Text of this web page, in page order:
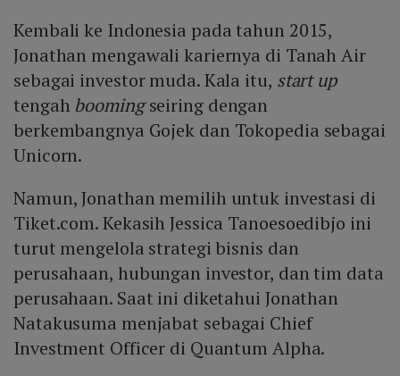
Kembali ke Indonesia pada tahun 2015,
Jonathan mengawali kariernya di Tanah Air
sebagai investor muda. Kala itu, start up
tengah boomingseiring dengan
berkembangnya Gojek dan Tokopedia sebagai
Unicorn.
Namun, Jonathan memilih untuk investasi di
Tiket.com. Kekasih Jessica Tanoesoedibjo ini
turut mengelola strategi bisnis dan
perusahaan, hubungan investor, dan tim data
perusahaan. Saat ini diketahui Jonathan
Natakusuma menjabat sebagai Chief
Investment Officer di Quantum Alpha.